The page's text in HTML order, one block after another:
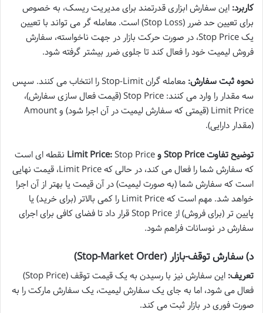
کاربرد: این سفارش ابزاری قدرتمند برای مدیریت ریسک، به خصوص
برای تعیین حد ضرر (Stop Loss) است. معامله گر می تواند با تعیین
یک Stop Price، در صورت حرکت بازار در جهت ناخواسته، سفارش
فروش لیمیت خود را فعال کند تا جلوی ضرر بیشتر گرفته شود.
نحوه ثبت سفارش:
معامله گران Stop-Limit را انتخاب می کنند. سپس
سه مقدار را وارد می کنند: Stop Price (قیمت فعال سازی سفارش)،
Limit Price (قیمتی که سفارش لیمیت در آن اجرا شود) و Amount
(مقدار دارایی).
توضیح تفاوت Stop Price و Limit Price:
Stop Price نقطه ای است
که سفارش شما را فعال می کند، در حالی که Limit Price، قیمت نهایی
است که سفارش شما (به صورت لیمیت) در آن قیمت یا بهتر از آن اجرا
خواهد شد. مهم است که Limit Price را کمی بالاتر (برای خرید) یا
پایین تر (برای فروش) از Stop Price قرار داد تا فضای کافی برای اجرای
سفارش در نوسانات فراهم شود.
د) سفارش توقف-بازار (Stop-Market Order)
تعریف:
این سفارش نیز با رسیدن به یک قیمت توقف (Stop Price)
فعال می شود، اما به جای یک سفارش لیمیت، یک سفارش مارکت را به
صورت فوری در بازار ثبت می کند.